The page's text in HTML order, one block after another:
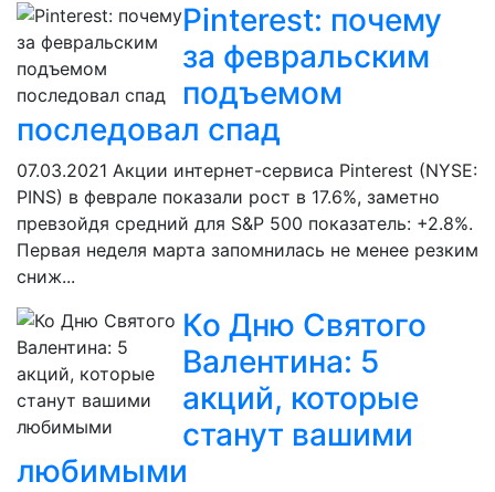
Pinterest: почему
за февральским
подъемом
последовал спад
07.03.2021 Акции интернет-сервиса Pinterest (NYSE:
PINS) в феврале показали рост в 17.6%, заметно
превзойдя средний для S&P 500 показатель: +2.8%.
Первая неделя марта запомнилась не менее резким
сниж...
Ко Дню Святого
Валентина: 5
акций, которые
станут вашими
любимыми